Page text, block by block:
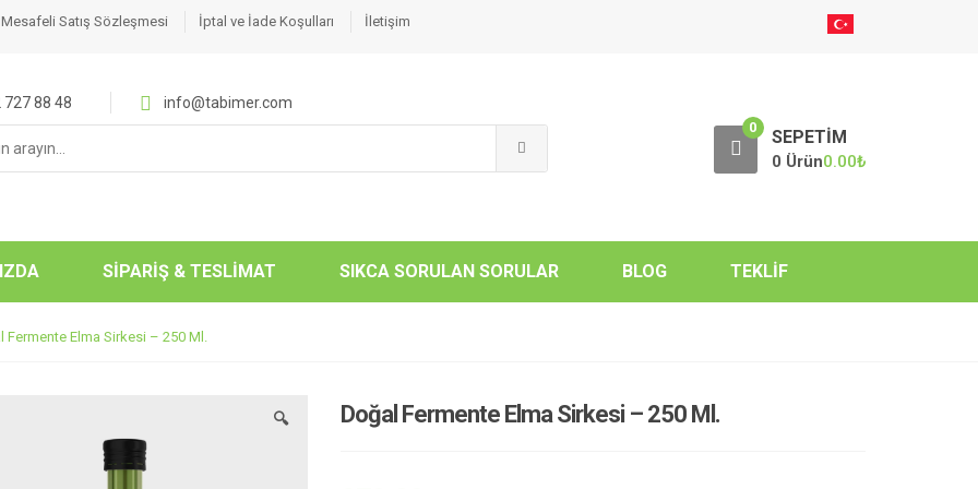
Mesafeli Satış Sözleşmesi İptal ve İade Koşulları İletişim
727 88 48 info@tabimer.com
0 SEPETIM
0 Ürün0.00₺
SİPARİŞ & TESLİMAT SIKCA SORULAN SORULAR BLOG TEKLIF
Fermente Elma Sirkesi – 250 Ml.
🔍 Doğal Fermente Elma Sirkesi – 250 Ml.